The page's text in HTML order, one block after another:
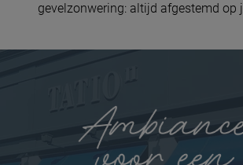
gevelzonwering: altijd afgestemd op